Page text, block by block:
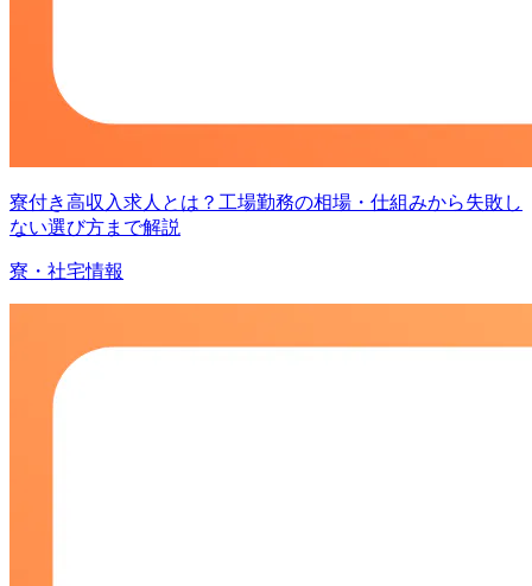
寮付き高収入求人とは？工場勤務の相場・仕組みから失敗し
ない選び方まで解説
寮・社宅情報